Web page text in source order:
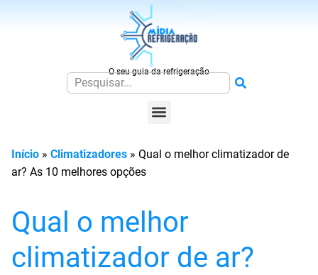
O seu guia da refrigeração
Início »Climatizadores »Qual o melhor climatizador de
ar? As 10 melhores opções
Qual o melhor
climatizador de ar?